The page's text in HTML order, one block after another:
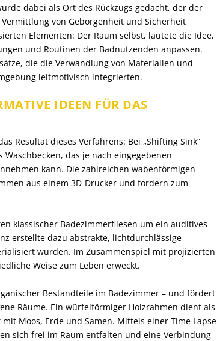
dabei als Ort des Rückzugs gedacht, der der
von Geborgenheit und Sicherheit
Elementen: Der Raum selbst, lautete die Idee,
und Routinen der Badnutzenden anpassen.
die die Verwandlung von Materialien und
leitmotivisch integrierten.
IDEEN FÜR DAS
Resultat dieses Verfahrens: Bei „Shifting Sink“
das je nach eingegebenen
kann. Die zahlreichen wabenförmigen
aus einem 3D-Drucker und fordern zum
klassischer Badezimmerfliesen um ein auditives
erstellte dazu abstrakte, lichtdurchlässige
wurden. Im Zusammenspiel mit projizierten
Weise zum Leben erweckt.
Bestandteile im Badezimmer – und fördert
Räume. Ein würfelförmiger Holzrahmen dient als
Moos, Erde und Samen. Mittels einer Time Lapse
sich frei im Raum entfalten und eine Verbindung